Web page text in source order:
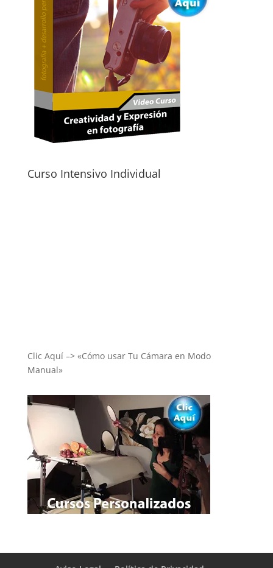
Curso Intensivo Individual
Clic Aquí –> «Cómo usar Tu Cámara en Modo
Manual»